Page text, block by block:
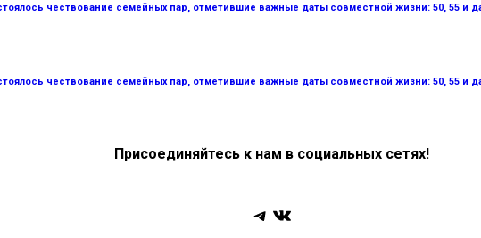
чествование семейных пар, отметившие важные даты совместной жизни: 50, 55 и
чествование семейных пар, отметившие важные даты совместной жизни: 50, 55 и
Присоединяйтесь к нам в социальных сетях!
Telegram
ВКонтакте